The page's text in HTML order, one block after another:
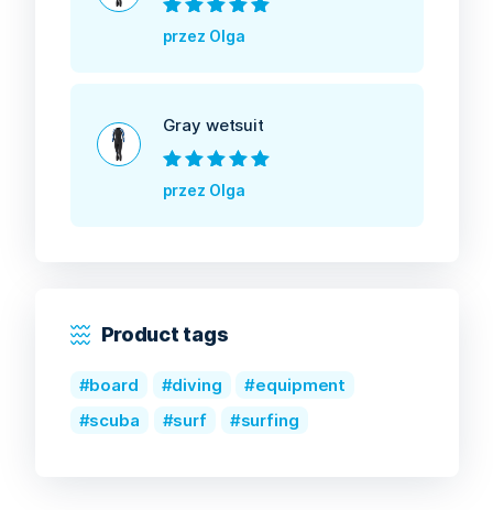
Oceniono5
5
przez Olga
Gray wetsuit
Oceniono5
5
przez Olga
Product tags
board diving
equipment
scuba
surf surfing